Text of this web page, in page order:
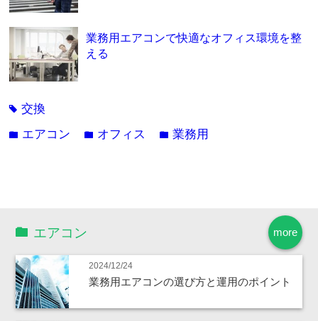
業務用エアコンで快適なオフィス環境を整
える
tag交換
folder エアコン folder オフィス folder業務用
more
エアコン
2024/12/24
業務用エアコンの選び方と運用のポイント